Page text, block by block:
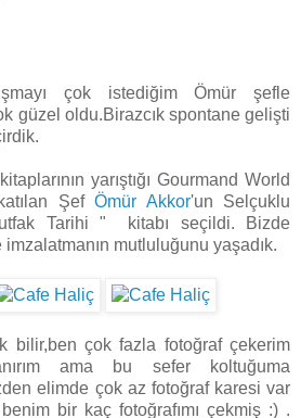
çok istediğim Ömür şefle
güzel oldu.Birazcık spontane gelişti
yarıştığı Gourmand World
Şef Ömür Akkor'un Selçuklu
Tarihi " kitabı seçildi. Bizde
imzalatmanın mutluluğunu yaşadık.
bilir,ben çok fazla fotoğraf çekerim
ama bu sefer koltuğuma
elimde çok az fotoğraf karesi var
bir kaç fotoğrafımı çekmiş :) .